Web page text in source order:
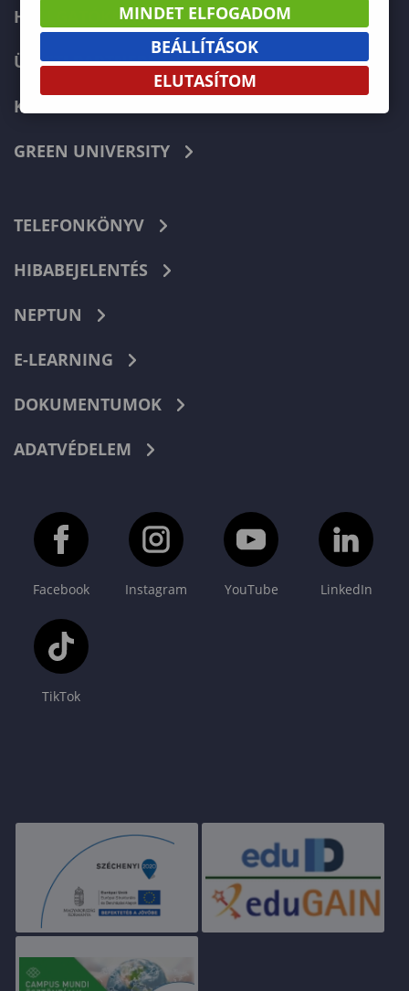
HALLGATÓKNAK
ÜZLETI PARTNEREKNEK
KARRIER
GREEN UNIVERSITY
TELEFONKÖNYV
HIBABEJELENTÉS
NEPTUN
E-LEARNING
DOKUMENTUMOK
ADATVÉDELEM
Facebook Instagram YouTube LinkedIn
TikTok
MINDET ELFOGADOM
BEÁLLÍTÁSOK
ELUTASÍTOM